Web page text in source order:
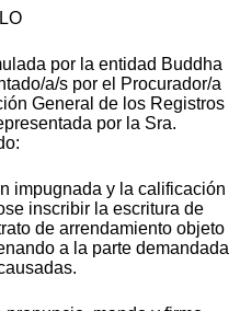
por la entidad Buddha
a/s por el Procurador/a
General de los Registros
por la Sra.
impugnada y la calificación
inscribir la escritura de
de arrendamiento objeto
a la parte demandada